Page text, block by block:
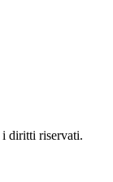
i diritti riservati.